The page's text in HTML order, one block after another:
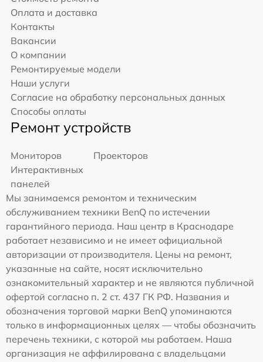
Оплата и доставка
Контакты
Вакансии
О компании
Ремонтируемые модели
Наши услуги
Согласие на обработку персональных данных
Способы оплаты
Ремонт устройств
Мониторов
Проекторов
Интерактивных
панелей
Мы занимаемся ремонтом и техническим
обслуживанием техники BenQ по истечении
гарантийного периода. Наш центр в Краснодаре
работает независимо и не имеет официальной
авторизации от производителя. Цены на ремонт,
указанные на сайте, носят исключительно
ознакомительный характер и не являются публичной
офертой согласно п. 2 ст. 437 ГК РФ. Названия и
обозначения торговой марки BenQ упоминаются
только в информационных целях — чтобы обозначить
перечень техники, с которой мы работаем. Наша
организация не аффилирована с владельцами